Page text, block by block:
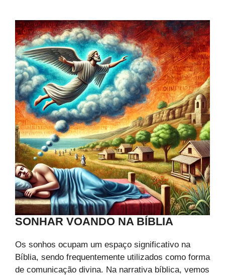
SONHAR VOANDO NA BÍBLIA
Os sonhos ocupam um espaço significativo na
Bíblia, sendo frequentemente utilizados como forma
de comunicação divina. Na narrativa bíblica, vemos